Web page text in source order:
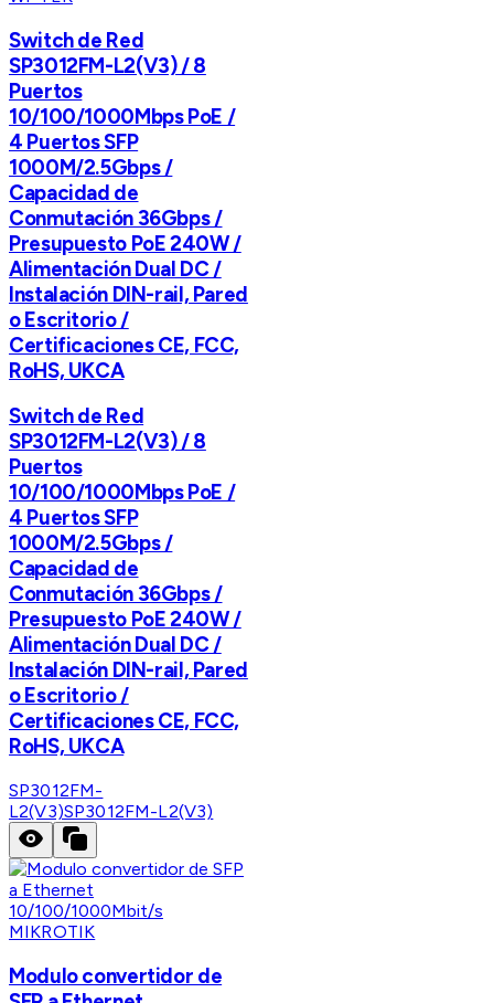
Switch de Red
SP3012FM-L2(V3) / 8
Puertos
10/100/1000Mbps PoE /
4 Puertos SFP
1000M/2.5Gbps /
Capacidad de
Conmutación 36Gbps /
Presupuesto PoE 240W /
Alimentación Dual DC /
Instalación DIN-rail, Pared
o Escritorio /
Certificaciones CE, FCC,
RoHS, UKCA
Switch de Red
SP3012FM-L2(V3) / 8
Puertos
10/100/1000Mbps PoE /
4 Puertos SFP
1000M/2.5Gbps /
Capacidad de
Conmutación 36Gbps /
Presupuesto PoE 240W /
Alimentación Dual DC /
Instalación DIN-rail, Pared
o Escritorio /
Certificaciones CE, FCC,
RoHS, UKCA
SP3012FM-
L2(V3)SP3012FM-L2(V3)
MIKROTIK
Modulo convertidor de